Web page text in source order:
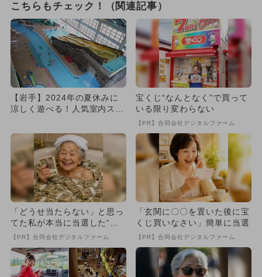
こちらもチェック！（関連記事）
【岩手】2024年の夏休みに
涼しく遊べる！人気室内スポ
宝くじ“なんとなく”で買って
いる限り変わらない
【PR】合同会社デジタルファーム
「どうせ当たらない」と思っ
てた私が本当に当選した“買
い方”がこれ
【PR】合同会社デジタルファーム
「玄関に〇〇を置いた後に宝
くじ買いなさい」簡単に当選
【PR】合同会社デジタルファーム